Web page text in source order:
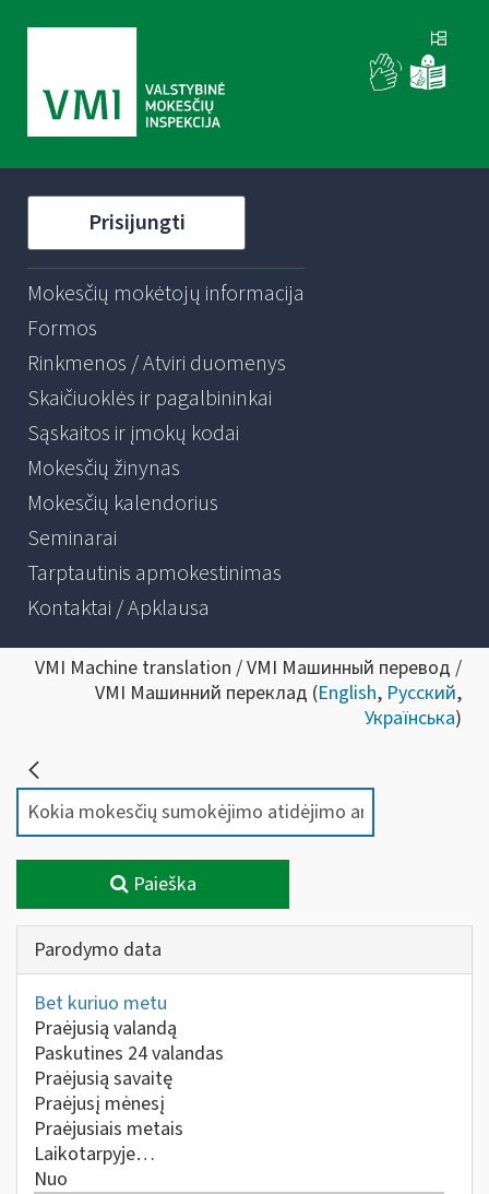
Prisijungti
Mokesčių mokėtojų informacija
Formos
Rinkmenos / Atviri duomenys
Skaičiuoklės ir pagalbininkai
Sąskaitos ir įmokų kodai
Mokesčių žinynas
Mokesčių kalendorius
Seminarai
Tarptautinis apmokestinimas
Kontaktai / Apklausa
VMI Machine translation / VMI Машинный перевод /
VMI Машинний переклад (English, Русский,
Українська)
Paieška
Parodymo data
Bet kuriuo metu
Praėjusią valandą
Paskutines 24 valandas
Praėjusią savaitę
Praėjusį mėnesį
Praėjusiais metais
Laikotarpyje…
Nuo